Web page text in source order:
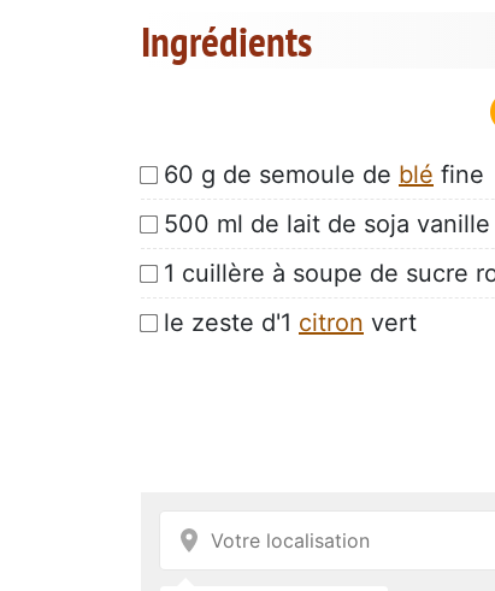
Ingrédients
60 g de semoule de blé fine
500 ml de lait de soja vanille
1 cuillère à soupe de sucre
le zeste d'1 citron vert